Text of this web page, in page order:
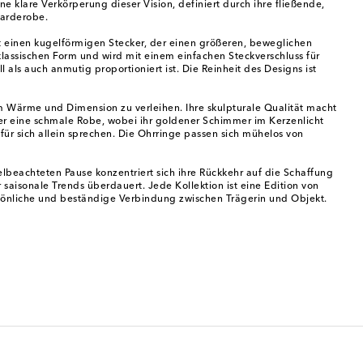
klare Verkörperung dieser Vision, definiert durch ihre fließende,
kugelförmigen Stecker, der einen größeren, beweglichen
Form und wird mit einem einfachen Steckverschluss für
als auch anmutig proportioniert ist. Die Reinheit des Designs ist
und Dimension zu verleihen. Ihre skulpturale Qualität macht
schmale Robe, wobei ihr goldener Schimmer im Kerzenlicht
sich allein sprechen. Die Ohrringe passen sich mühelos von
Pause konzentriert sich ihre Rückkehr auf die Schaffung
Trends überdauert. Jede Kollektion ist eine Edition von
und beständige Verbindung zwischen Trägerin und Objekt.